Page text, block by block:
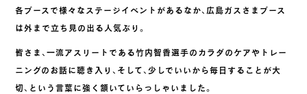
各ブースで様々なステージイベントがあるなか、広島ガスさまブース
は外まで立ち見の出る人気ぶり。
皆さま、一流アスリートである竹内智香選手のカラダのケアやトレー
ニングのお話に聴き入り、そして、少しでいいから毎日することが大
切、という言葉に強く頷いていらっしゃいました。